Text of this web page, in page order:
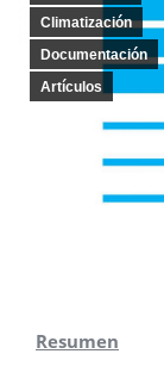
Climatización
Documentación
Artículos
Resumen